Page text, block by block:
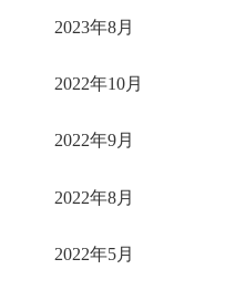
2023年8月
2022年10月
2022年9月
2022年8月
2022年5月